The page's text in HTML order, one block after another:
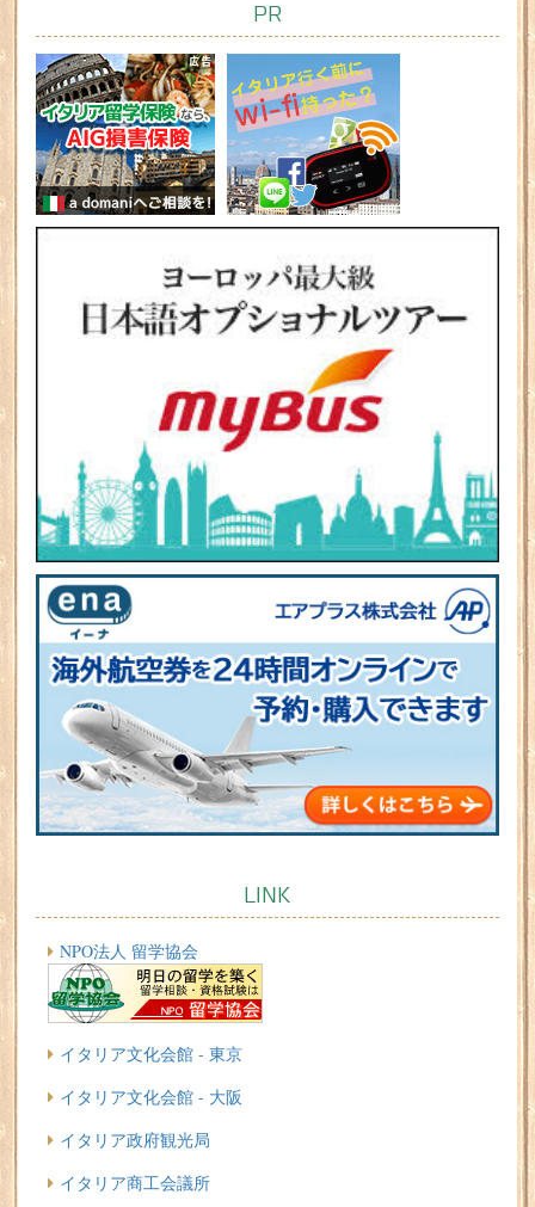
PR
LINK
NPO法人 留学協会
イタリア文化会館 - 東京
イタリア文化会館 - 大阪
イタリア政府観光局
イタリア商工会議所